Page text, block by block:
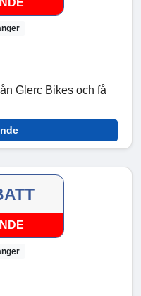
Glerc Bikes och få